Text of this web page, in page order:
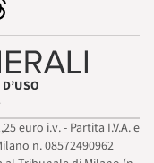
euro i.v. - Partita I.V.A. e
n. 08572490962